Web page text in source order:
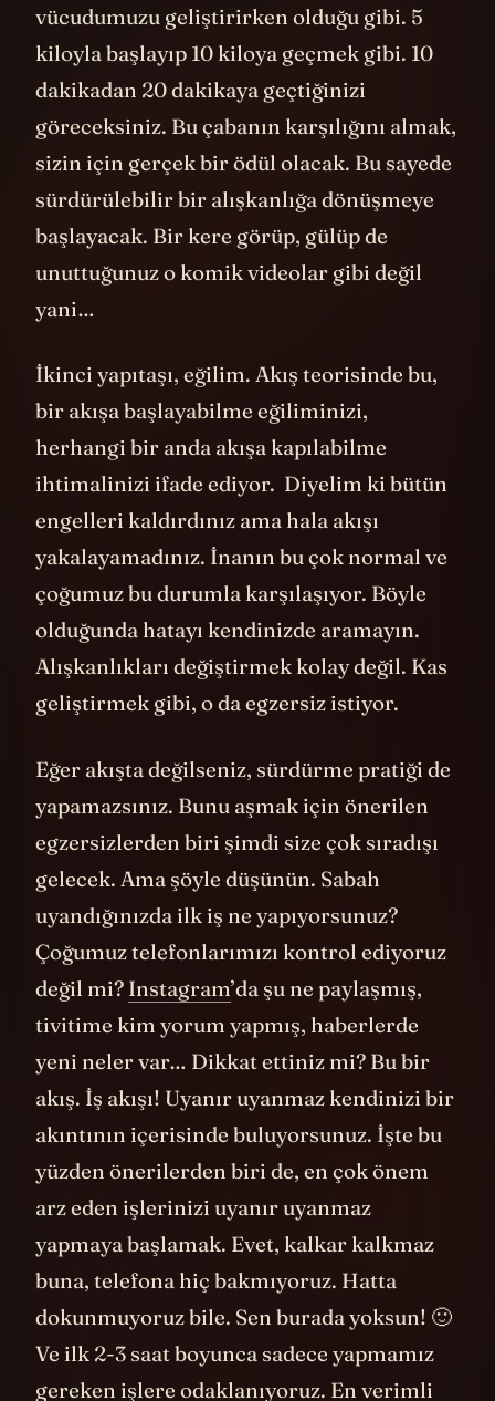
vücudumuzu geliştirirken olduğu gibi. 5
kiloyla başlayıp 10 kiloya geçmek gibi. 10
dakikadan 20 dakikaya geçtiğinizi
göreceksiniz. Bu çabanın karşılığını almak,
sizin için gerçek bir ödül olacak. Bu sayede
sürdürülebilir bir alışkanlığa dönüşmeye
başlayacak. Bir kere görüp, gülüp de
unuttuğunuz o komik videolar gibi değil
yani…
İkinci yapıtaşı, eğilim. Akış teorisinde bu,
bir akışa başlayabilme eğiliminizi,
herhangi bir anda akışa kapılabilme
ihtimalinizi ifade ediyor. Diyelim ki bütün
engelleri kaldırdınız ama hala akışı
yakalayamadınız. İnanın bu çok normal ve
çoğumuz bu durumla karşılaşıyor. Böyle
olduğunda hatayı kendinizde aramayın.
Alışkanlıkları değiştirmek kolay değil. Kas
geliştirmek gibi, o da egzersiz istiyor.
Eğer akışta değilseniz, sürdürme pratiği de
yapamazsınız. Bunu aşmak için önerilen
egzersizlerden biri şimdi size çok sıradışı
gelecek. Ama şöyle düşünün. Sabah
uyandığınızda ilk iş ne yapıyorsunuz?
Çoğumuz telefonlarımızı kontrol ediyoruz
değil mi? Instagram’da şu ne paylaşmış,
tivitime kim yorum yapmış, haberlerde
yeni neler var… Dikkat ettiniz mi? Bu bir
akış. İş akışı! Uyanır uyanmaz kendinizi bir
akıntının içerisinde buluyorsunuz. İşte bu
yüzden önerilerden biri de, en çok önem
arz eden işlerinizi uyanır uyanmaz
yapmaya başlamak. Evet, kalkar kalkmaz
buna, telefona hiç bakmıyoruz. Hatta
dokunmuyoruz bile. Sen burada yoksun! 🙂
Ve ilk 2-3 saat boyunca sadece yapmamız
gereken işlere odaklanıyoruz. En verimli